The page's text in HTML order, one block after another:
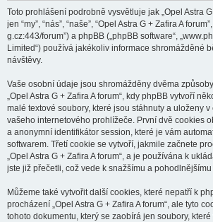
Toto prohlášení podrobně vysvětluje jak „Opel Astra
jen “my”, “nás”, “naše”, “Opel Astra G + Zafira A
g.cz:443/forum”) a phpBB („phpBB software“,
Limited“) používá jakékoliv informace shromážděné
návštěvy.
Vaše osobní údaje jsou shromážděny dvěma
„Opel Astra G + Zafira A forum“, kdy phpBB vytvoří
malé textové soubory, které jsou stáhnuty a uloženy
vašeho internetového prohlížeče. První dvě cookies
a anonymní identifikátor session, které je vám
softwarem. Třetí cookie se vytvoří, jakmile začnete
„Opel Astra G + Zafira A forum“, a je používána k
jste již přečetli, což vede k snažšímu a
Můžeme také vytvořit další cookies, které nepatří k
procházení „Opel Astra G + Zafira A forum“, ale tyto
tohoto dokumentu, který se zaobírá jen soubory,